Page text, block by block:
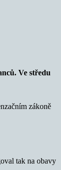
Ve středu
zákoně
tak na obavy